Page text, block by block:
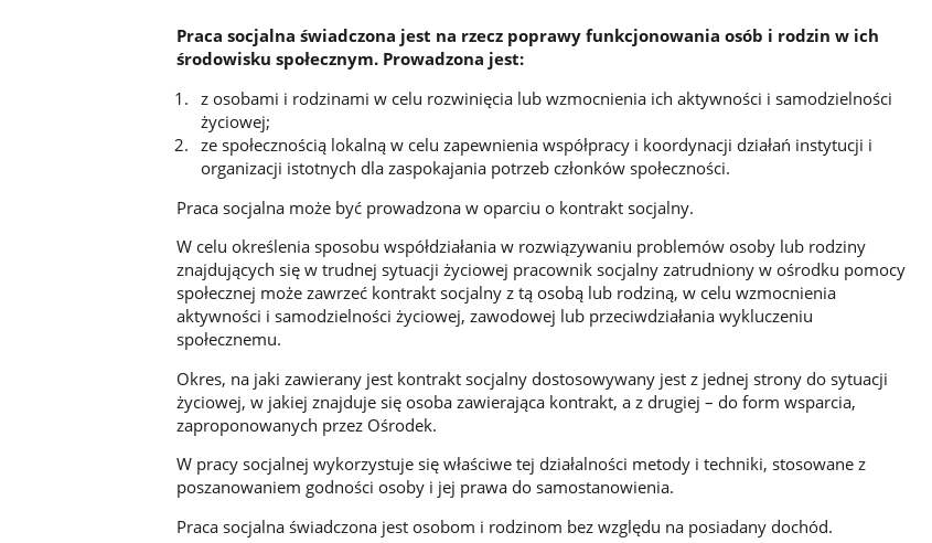
Praca socjalna świadczona jest na rzecz poprawy funkcjonowania osób i rodzin w ich
środowisku społecznym. Prowadzona jest:
z osobami i rodzinami w celu rozwinięcia lub wzmocnienia ich aktywności i samodzielności
życiowej;
ze społecznością lokalną w celu zapewnienia współpracy i koordynacji działań instytucji i
organizacji istotnych dla zaspokajania potrzeb członków społeczności.
Praca socjalna może być prowadzona w oparciu o kontrakt socjalny.
W celu określenia sposobu współdziałania w rozwiązywaniu problemów osoby lub rodziny
znajdujących się w trudnej sytuacji życiowej pracownik socjalny zatrudniony w ośrodku pomocy
społecznej może zawrzeć kontrakt socjalny z tą osobą lub rodziną, w celu wzmocnienia
aktywności i samodzielności życiowej, zawodowej lub przeciwdziałania wykluczeniu
społecznemu.
Okres, na jaki zawierany jest kontrakt socjalny dostosowywany jest z jednej strony do sytuacji
życiowej, w jakiej znajduje się osoba zawierająca kontrakt, a z drugiej – do form wsparcia,
zaproponowanych przez Ośrodek.
W pracy socjalnej wykorzystuje się właściwe tej działalności metody i techniki, stosowane z
poszanowaniem godności osoby i jej prawa do samostanowienia.
Praca socjalna świadczona jest osobom i rodzinom bez względu na posiadany dochód.